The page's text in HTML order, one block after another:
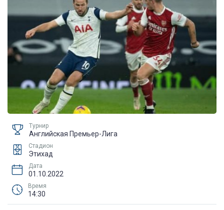
Турнир
Английская Премьер-Лига
Стадион
Этихад
Дата
01.10.2022
Время
14:30